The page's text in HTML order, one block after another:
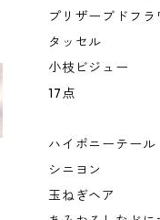
プリザーブドフ
タッセル
小枝ビジュー
17点
ハイポニーテール
シニヨン
玉ねぎヘア